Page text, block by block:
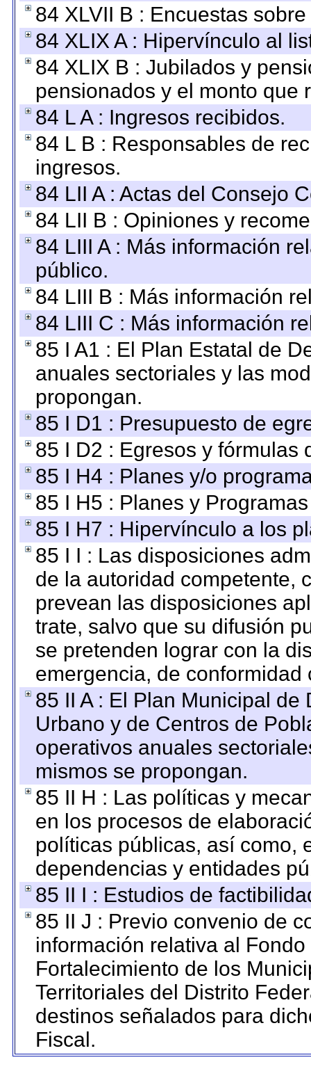
84 XLVII B : Encuestas
84 XLIX A : Hipervínculo al
84 XLIX B : Jubilados y
pensionados y el monto que
84 L A : Ingresos recibidos.
84 L B : Responsables de
ingresos.
84 LII A : Actas del Consejo
84 LII B : Opiniones y
84 LIII A : Más información
público.
84 LIII B : Más información
84 LIII C : Más información
85 I A1 : El Plan Estatal de
anuales sectoriales y las
propongan.
85 I D1 : Presupuesto de
85 I D2 : Egresos y fórmulas
85 I H4 : Planes y/o
85 I H5 : Planes y
85 I H7 : Hipervínculo a los
85 I I : Las disposiciones
de la autoridad competente,
prevean las disposiciones
trate, salvo que su difusión
se pretenden lograr con la
emergencia, de
85 II A : El Plan Municipal
Urbano y de Centros de
operativos anuales
mismos se propongan.
85 II H : Las políticas y
en los procesos de
políticas públicas, así como,
dependencias y entidades
85 II I : Estudios de
85 II J : Previo convenio de
información relativa al
Fortalecimiento de los
Territoriales del Distrito
destinos señalados para
Fiscal.